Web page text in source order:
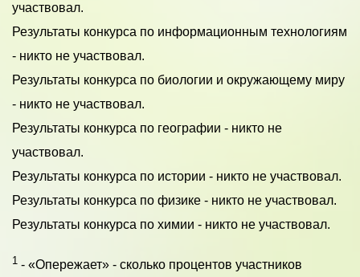
участвовал.
Результаты конкурса по информационным технологиям
- никто не участвовал.
Результаты конкурса по биологии и окружающему миру
- никто не участвовал.
Результаты конкурса по географии - никто не
участвовал.
Результаты конкурса по истории - никто не участвовал.
Результаты конкурса по физике - никто не участвовал.
Результаты конкурса по химии - никто не участвовал.
1 - «Опережает» - сколько процентов участников